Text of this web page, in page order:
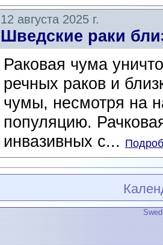
12 августа 2025 г.
Шведские раки
Раковая чума
речных раков и
чумы, несмотря на
популяцию.
инвазивных с...